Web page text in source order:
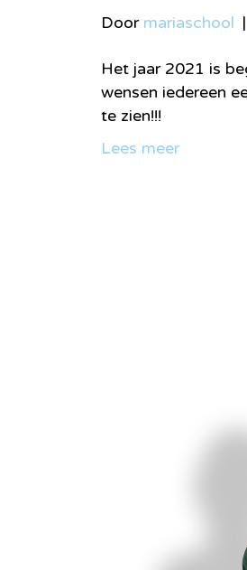
Door mariaschool |
Het jaar 2021 is
wensen iedereen
te zien!!!
Lees meer